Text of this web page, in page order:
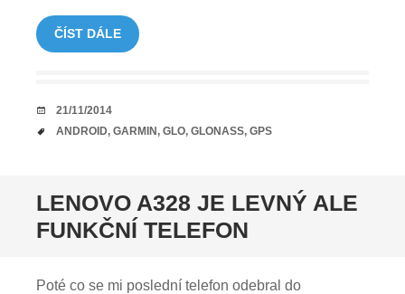
ČÍST DÁLE
DATUM
21/11/2014
TAGY
ANDROID, GARMIN, GLO, GLONASS, GPS
LENOVO A328 JE LEVNÝ ALE
FUNKČNÍ TELEFON
Poté co se mi poslední telefon odebral do